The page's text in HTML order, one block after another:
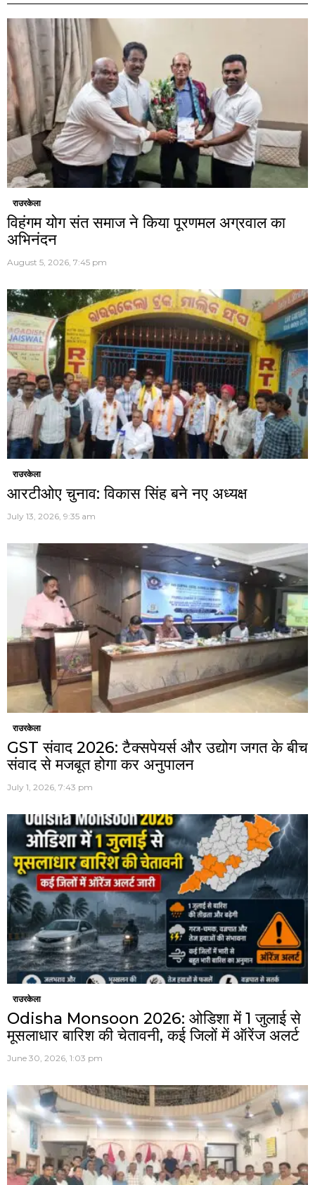
राउरकेला
विहंगम योग संत समाज ने किया पूरणमल अग्रवाल का
अभिनंदन
August 5, 2026, 7:45 pm
राउरकेला
आरटीओए चुनाव: विकास सिंह बने नए अध्यक्ष
July 13, 2026, 9:35 am
राउरकेला
GST संवाद 2026: टैक्सपेयर्स और उद्योग जगत के बीच
संवाद से मजबूत होगा कर अनुपालन
July 1, 2026, 7:43 pm
राउरकेला
Odisha Monsoon 2026: ओडिशा में 1 जुलाई से
मूसलाधार बारिश की चेतावनी, कई जिलों में ऑरेंज अलर्ट
June 30, 2026, 1:03 pm